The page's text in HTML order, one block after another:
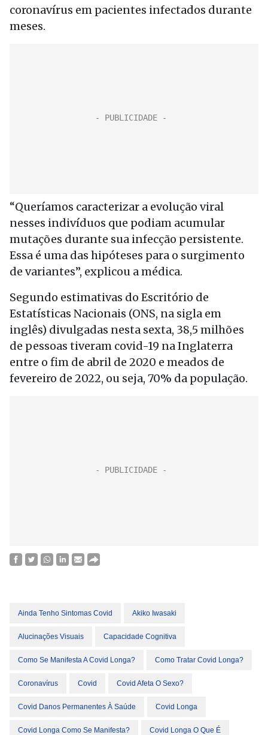
coronavírus em pacientes infectados durante
meses.
“Queríamos caracterizar a evolução viral
nesses indivíduos que podiam acumular
mutações durante sua infecção persistente.
Essa é uma das hipóteses para o surgimento
de variantes”, explicou a médica.
Segundo estimativas do Escritório de
Estatísticas Nacionais (ONS, na sigla em
inglês) divulgadas nesta sexta, 38,5 milhões
de pessoas tiveram covid-19 na Inglaterra
entre o fim de abril de 2020 e meados de
fevereiro de 2022, ou seja, 70% da população.
Ainda Tenho Sintomas Covid Akiko Iwasaki
Alucinações Visuais Capacidade Cognitiva
Como Se Manifesta A Covid Longa? Como Tratar Covid Longa?
Coronavírus Covid Covid Afeta O Sexo?
Covid Danos Permanentes À Saúde Covid Longa
Covid Longa Como Se Manifesta? Covid Longa O Que É